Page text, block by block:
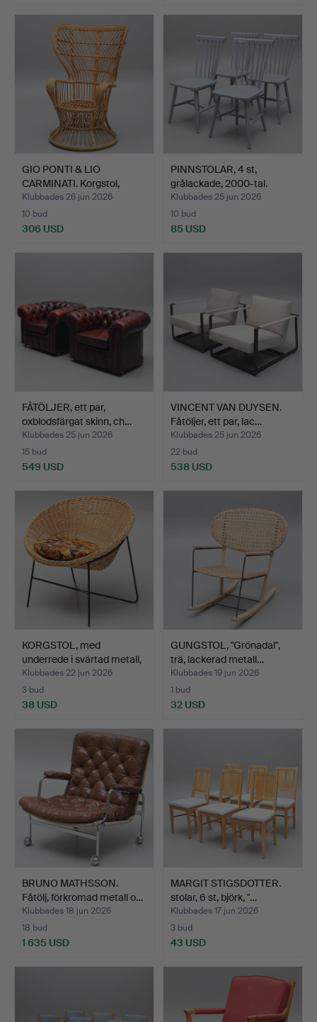
GIO PONTI & LIO
CARMINATI. Korgstol,
rotti…
Klubbades 26 jun 2026
10 bud
306 USD
PINNSTOLAR, 4 st,
grålackade, 2000-tal.
Klubbades 25 jun 2026
10 bud
85 USD
FÅTÖLJER, ett par,
oxblodsfärgat skinn, ch…
Klubbades 25 jun 2026
15 bud
549 USD
VINCENT VAN DUYSEN.
Fåtöljer, ett par, lac…
Klubbades 25 jun 2026
22 bud
538 USD
KORGSTOL, med
underrede i svärtad metall,
…
Klubbades 22 jun 2026
3 bud
38 USD
GUNGSTOL, "Grönadal",
trä, lackerad metall…
Klubbades 19 jun 2026
1 bud
32 USD
BRUNO MATHSSON.
Fåtölj, förkromad metall o…
Klubbades 18 jun 2026
18 bud
1 635 USD
MARGIT STIGSDOTTER.
stolar, 6 st, björk, "…
Klubbades 17 jun 2026
3 bud
43 USD